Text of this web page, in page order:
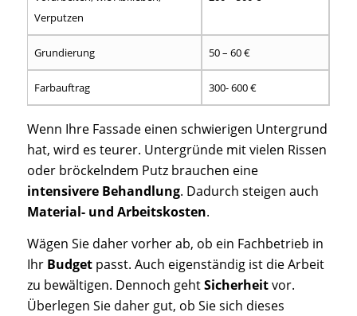
Verputzen
Grundierung 50 – 60 €
Farbauftrag 300- 600 €
Wenn Ihre Fassade einen schwierigen Untergrund
hat, wird es teurer. Untergründe mit vielen Rissen
oder bröckelndem Putz brauchen eine
intensivere Behandlung. Dadurch steigen auch
Material- und Arbeitskosten.
Wägen Sie daher vorher ab, ob ein Fachbetrieb in
Ihr Budget passt. Auch eigenständig ist die Arbeit
zu bewältigen. Dennoch gehtSicherheitvor.
Überlegen Sie daher gut, ob Sie sich dieses